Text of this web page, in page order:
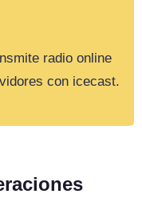
radio online
con icecast.